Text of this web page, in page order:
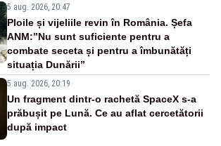
5 aug. 2026, 20:47
Ploile și vijeliile revin în România. Șefa
ANM:”Nu sunt suficiente pentru a
combate seceta și pentru a îmbunătăți
situația Dunării”
5 aug. 2026, 20:19
Un fragment dintr-o rachetă SpaceX s-a
prăbușit pe Lună. Ce au aflat cercetătorii
după impact